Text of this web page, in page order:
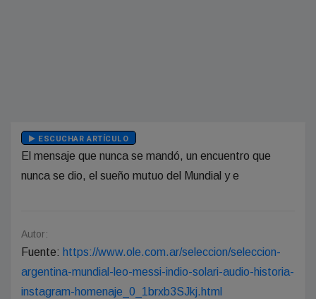
ESCUCHAR ARTÍCULO
El mensaje que nunca se mandó, un encuentro que
nunca se dio, el sueño mutuo del Mundial y e
Autor:
Fuente: https://www.ole.com.ar/seleccion/seleccion-
argentina-mundial-leo-messi-indio-solari-audio-historia-
instagram-homenaje_0_1brxb3SJkj.html